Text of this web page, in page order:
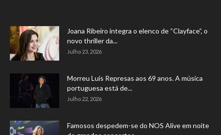
Joana Ribeiro integra o elenco de “Clayface”, o
novo thriller da...
Julho 23, 2026
Morreu Luís Represas aos 69 anos. A música
portuguesa está de...
Julho 22, 2026
Famosos despedem-se do NOS Alive em noite